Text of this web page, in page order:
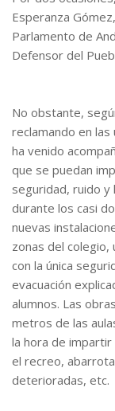
Esperanza
Parlamento de
Defensor del
No obstante,
reclamando en las
ha venido
que se puedan
seguridad, ruido y
durante los casi
nuevas
zonas del colegio,
con la única
evacuación
alumnos. Las
metros de las
la hora de
el recreo,
deterioradas, etc.